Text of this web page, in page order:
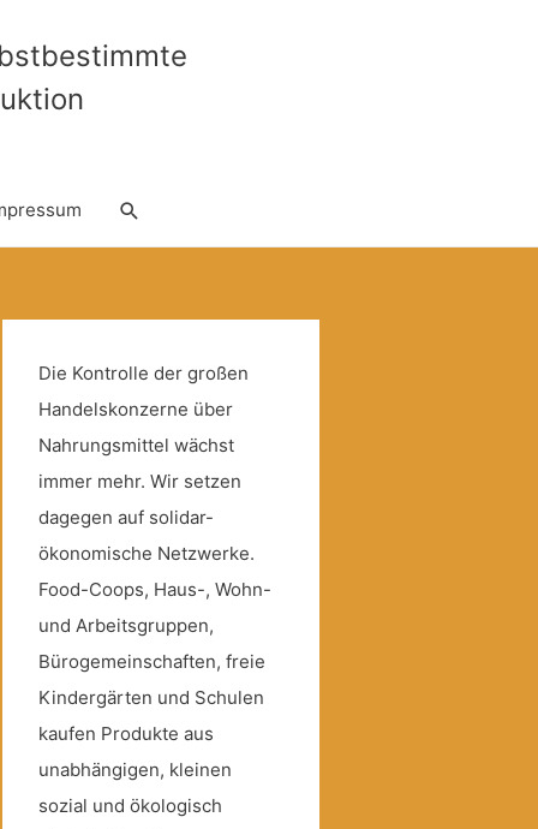
Suche
Die Kontrolle der großen
Handelskonzerne über
Nahrungsmittel wächst
immer mehr. Wir setzen
dagegen auf solidar-
ökonomische Netzwerke.
Food-Coops, Haus-, Wohn-
und Arbeitsgruppen,
Bürogemeinschaften, freie
Kindergärten und Schulen
kaufen Produkte aus
unabhängigen, kleinen
sozial und ökologisch